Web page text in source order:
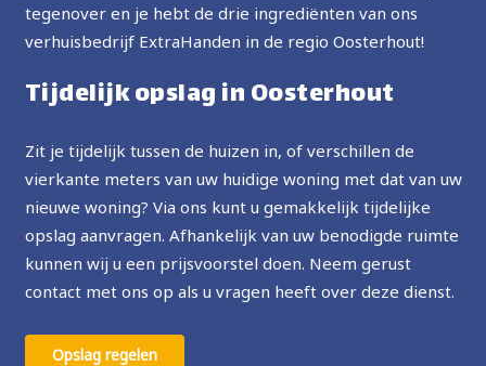
tegenover en je hebt de drie ingrediënten van ons
verhuisbedrijf ExtraHanden in de regio Oosterhout!
Tijdelijk opslag in Oosterhout
Zit je tijdelijk tussen de huizen in, of verschillen de
vierkante meters van uw huidige woning met dat van uw
nieuwe woning? Via ons kunt u gemakkelijk tijdelijke
opslag aanvragen. Afhankelijk van uw benodigde ruimte
kunnen wij u een prijsvoorstel doen. Neem gerust
contact met ons op als u vragen heeft over deze dienst.
Opslag regelen